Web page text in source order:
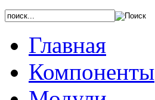
Главная
Компоненты